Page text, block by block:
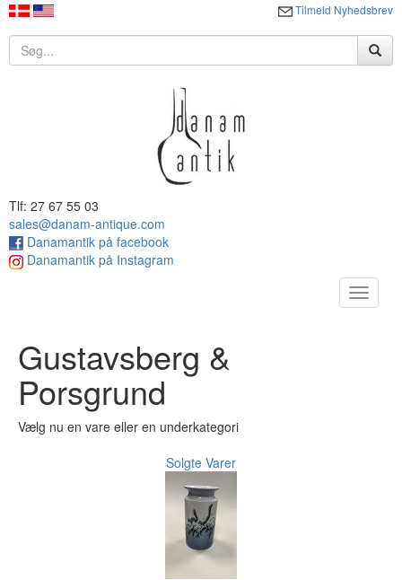
Tilmeld Nyhedsbrev
Tlf: 27 67 55 03
sales@danam-antique.com
Danamantik på facebook
Danamantik på Instagram
Toggle
Gustavsberg &
Porsgrund
Vælg nu en vare eller en underkategori
Solgte Varer